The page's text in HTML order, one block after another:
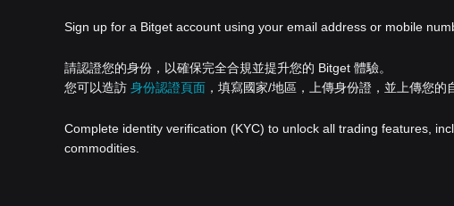
Sign up for a Bitget account using your email address or mobile
請認證您的身份，以確保完全合規並提升您的 Bitget 體驗。
您可以造訪 身份認證頁面 ，填寫國家/地區，上傳身份證，並上傳您的
Complete identity verification (KYC) to unlock all trading features,
commodities.